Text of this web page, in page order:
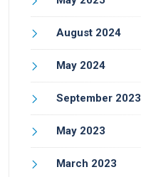
August 2024
May 2024
September 2023
May 2023
March 2023